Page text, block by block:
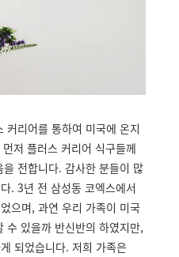
커리어를 통하여 미국에 온지
저 플러스 커리어 식구들께
전합니다. 감사한 분들이 많
. 3년 전 삼성동 코엑스에서
으며, 과연 우리 가족이 미국
수 있을까 반신반의 하였지만,
되었습니다. 저희 가족은